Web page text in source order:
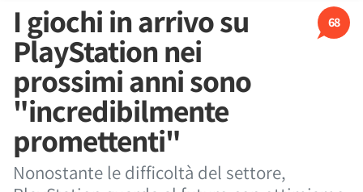
68
I giochi in arrivo su
PlayStation nei
prossimi anni sono
"incredibilmente
promettenti"
Nonostante le difficoltà del settore,